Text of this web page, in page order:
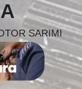
SARIMI